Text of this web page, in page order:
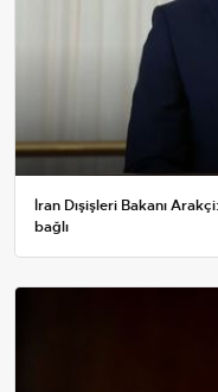
İran Dışişleri Bakanı
bağlı